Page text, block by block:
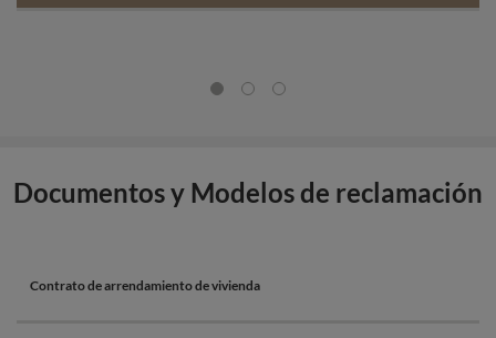
Documentos y Modelos de reclamación
Contrato de arrendamiento de vivienda